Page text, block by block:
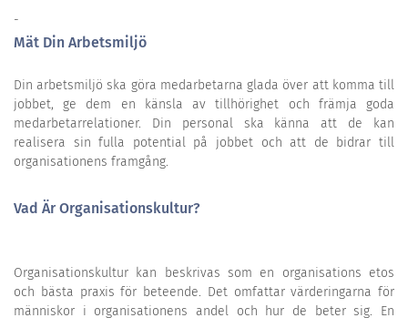
-
Mät Din Arbetsmiljö
Din arbetsmiljö ska göra medarbetarna glada över att komma till
jobbet, ge dem en känsla av tillhörighet och främja goda
medarbetarrelationer. Din personal ska känna att de kan
realisera sin fulla potential på jobbet och att de bidrar till
organisationens framgång.
Vad Är Organisationskultur?
Organisationskultur kan beskrivas som en organisations etos
och bästa praxis för beteende. Det omfattar värderingarna för
människor i organisationens andel och hur de beter sig. En